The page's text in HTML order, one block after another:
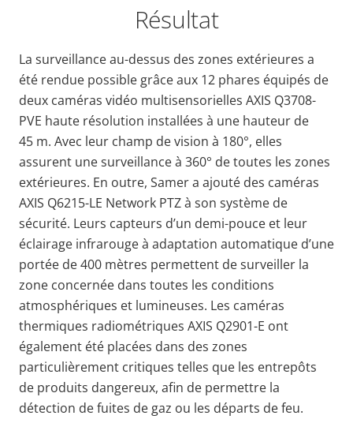
Résultat
La surveillance au-dessus des zones extérieures a
été rendue possible grâce aux 12 phares équipés de
deux caméras vidéo multisensorielles AXIS Q3708-
PVE haute résolution installées à une hauteur de
45 m. Avec leur champ de vision à 180°, elles
assurent une surveillance à 360° de toutes les zones
extérieures. En outre, Samer a ajouté des caméras
AXIS Q6215-LE Network PTZ à son système de
sécurité. Leurs capteurs d’un demi-pouce et leur
éclairage infrarouge à adaptation automatique d’une
portée de 400 mètres permettent de surveiller la
zone concernée dans toutes les conditions
atmosphériques et lumineuses. Les caméras
thermiques radiométriques AXIS Q2901-E ont
également été placées dans des zones
particulièrement critiques telles que les entrepôts
de produits dangereux, afin de permettre la
détection de fuites de gaz ou les départs de feu.